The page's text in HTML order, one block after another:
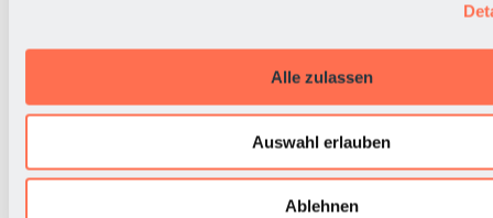
Alle zulassen
Auswahl erlauben
Ablehnen
Zurück